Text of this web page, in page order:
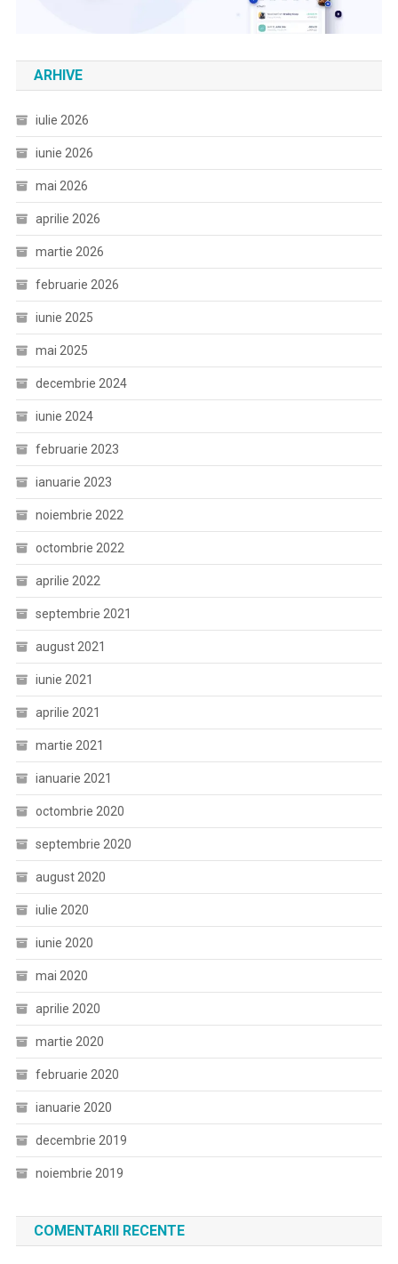
ARHIVE
iulie 2026
iunie 2026
mai 2026
aprilie 2026
martie 2026
februarie 2026
iunie 2025
mai 2025
decembrie 2024
iunie 2024
februarie 2023
ianuarie 2023
noiembrie 2022
octombrie 2022
aprilie 2022
septembrie 2021
august 2021
iunie 2021
aprilie 2021
martie 2021
ianuarie 2021
octombrie 2020
septembrie 2020
august 2020
iulie 2020
iunie 2020
mai 2020
aprilie 2020
martie 2020
februarie 2020
ianuarie 2020
decembrie 2019
noiembrie 2019
COMENTARII RECENTE